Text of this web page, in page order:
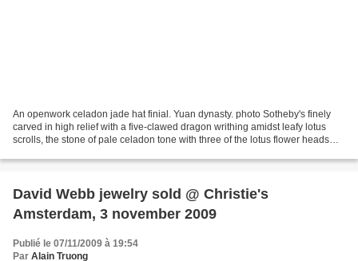
An openwork celadon jade hat finial. Yuan dynasty. photo Sotheby's finely
carved in high relief with a five-clawed dragon writhing amidst leafy lotus
scrolls, the stone of pale celadon tone with three of the lotus flower heads
David Webb jewelry sold @ Christie's
Amsterdam, 3 november 2009
Publié le 07/11/2009 à 19:54
Par Alain Truong